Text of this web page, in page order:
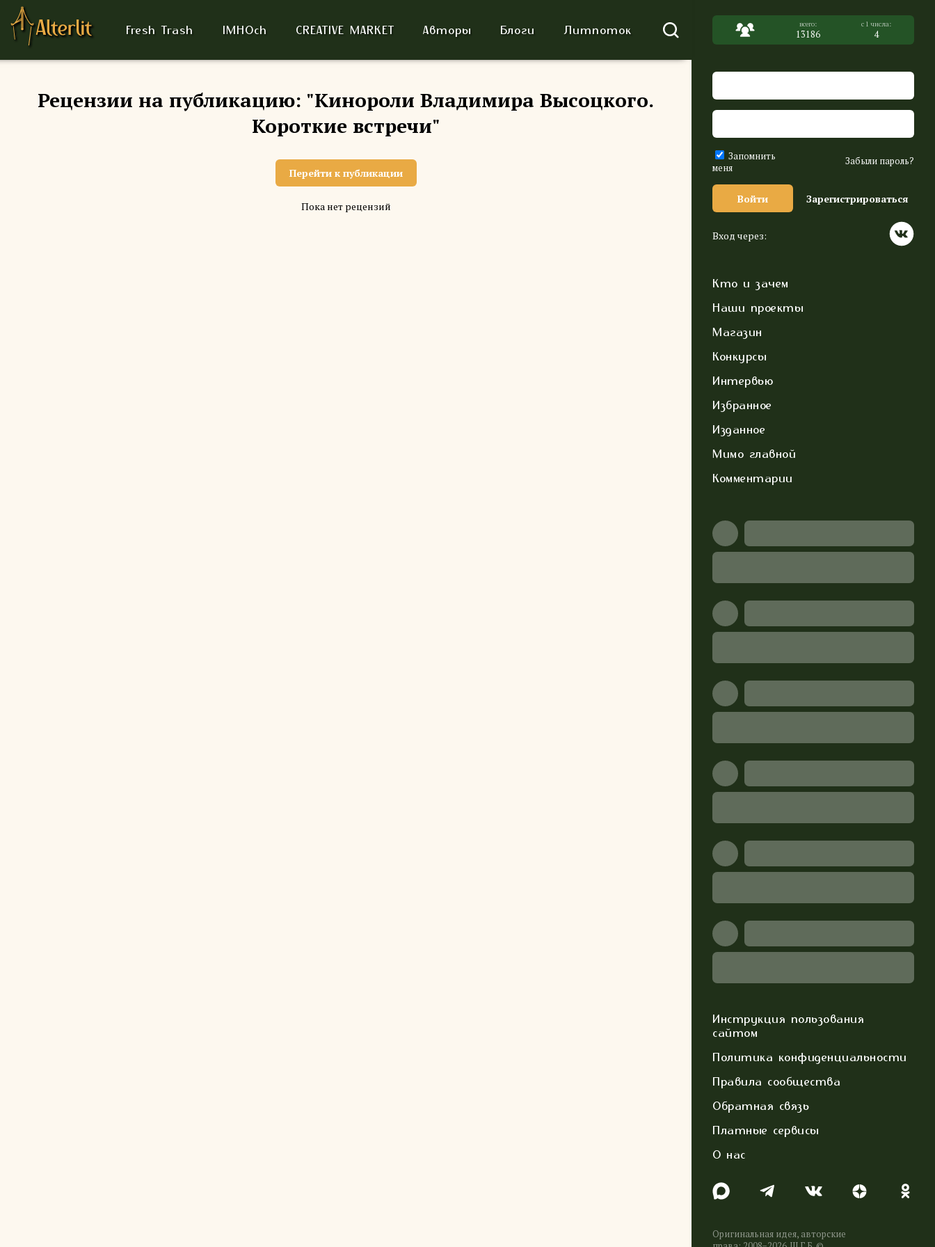
13186 4
Запомнить
меня
Забыли пароль?
Войти Зарегистрироваться
Вход через:
Кто и зачем
Наши проекты
Магазин
Конкурсы
Интервью
Избранное
Изданное
Мимо главной
Комментарии
Инструкция пользования
сайтом
Политика конфиденциальности
Правила сообщества
Обратная связь
Платные сервисы
О нас
Оригинальная идея, авторские
Fresh Trash IMHOch CREATIVE MARKET Авторы Блоги Литпоток
Рецензии на публикацию: "Кинороли Владимира Высоцкого.
Короткие встречи"
Перейти к публикации
Пока нет рецензий